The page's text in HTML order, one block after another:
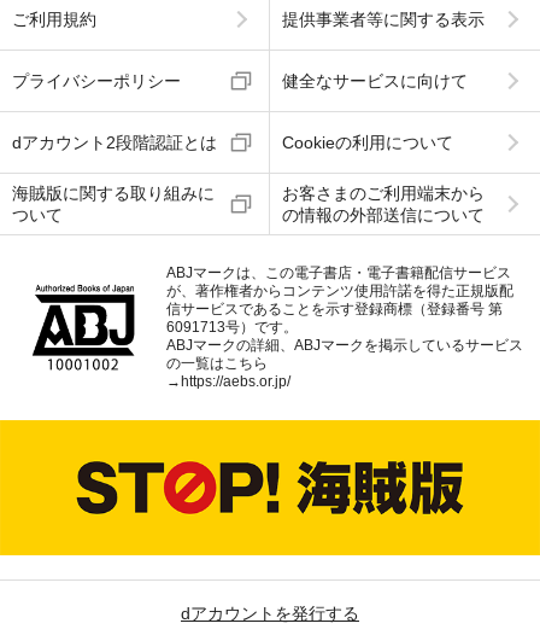
ご利用規約 提供事業者等に関する表示
プライバシーポリシー 健全なサービスに向けて
dアカウント2段階認証とは Cookieの利用について
海賊版に関する取り組みに
ついて
お客さまのご利用端末から
の情報の外部送信について
ABJマークは、この電子書店・電子書籍配信サービス
が、著作権者からコンテンツ使用許諾を得た正規版配
信サービスであることを示す登録商標（登録番号 第
6091713号）です。
ABJマークの詳細、ABJマークを掲示しているサービス
の一覧はこちら
→https://aebs.or.jp/
dアカウントを発行する